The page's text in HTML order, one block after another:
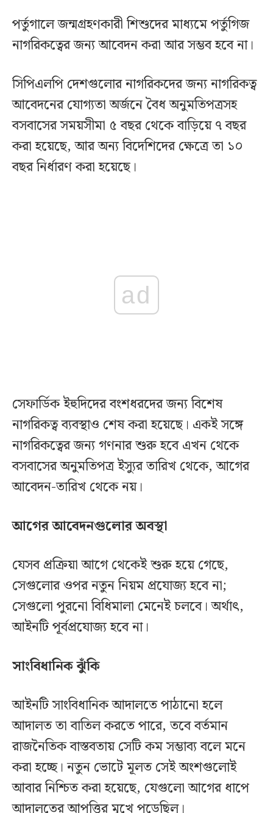
পর্তুগালে জন্মগ্রহণকারী শিশুদের মাধ্যমে পর্তুগিজ
নাগরিকত্বের জন্য আবেদন করা আর সম্ভব হবে না।
সিপিএলপি দেশগুলোর নাগরিকদের জন্য নাগরিকত্ব
আবেদনের যোগ্যতা অর্জনে বৈধ অনুমতিপত্রসহ
বসবাসের সময়সীমা ৫ বছর থেকে বাড়িয়ে ৭ বছর
করা হয়েছে, আর অন্য বিদেশিদের ক্ষেত্রে তা ১০
বছর নির্ধারণ করা হয়েছে।
ad
সেফার্ডিক ইহুদিদের বংশধরদের জন্য বিশেষ
নাগরিকত্ব ব্যবস্থাও শেষ করা হয়েছে। একই সঙ্গে
নাগরিকত্বের জন্য গণনার শুরু হবে এখন থেকে
বসবাসের অনুমতিপত্র ইস্যুর তারিখ থেকে, আগের
আবেদন-তারিখ থেকে নয়।
আগের আবেদনগুলোর অবস্থা
যেসব প্রক্রিয়া আগে থেকেই শুরু হয়ে গেছে,
সেগুলোর ওপর নতুন নিয়ম প্রযোজ্য হবে না;
সেগুলো পুরনো বিধিমালা মেনেই চলবে। অর্থাৎ,
আইনটি পূর্বপ্রযোজ্য হবে না।
সাংবিধানিক ঝুঁকি
আইনটি সাংবিধানিক আদালতে পাঠানো হলে
আদালত তা বাতিল করতে পারে, তবে বর্তমান
রাজনৈতিক বাস্তবতায় সেটি কম সম্ভাব্য বলে মনে
করা হচ্ছে। নতুন ভোটে মূলত সেই অংশগুলোই
আবার নিশ্চিত করা হয়েছে, যেগুলো আগের ধাপে